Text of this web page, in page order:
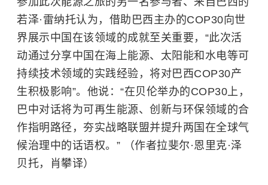
若泽·雷纳托认为，借助巴西主办的COP30向世
界展示中国在该领域的成就至关重要，“此次活
动通过分享中国在海上能源、太阳能和水电等可
持续技术领域的实践经验，将对巴西COP30产
生积极影响”。他说：“在贝伦举办的COP30上，
巴中对话将为可再生能源、创新与环保领域的合
作指明路径，夯实战略联盟并提升两国在全球气
候治理中的话语权。” （作者拉斐尔·恩里克·泽
贝托，肖攀译）